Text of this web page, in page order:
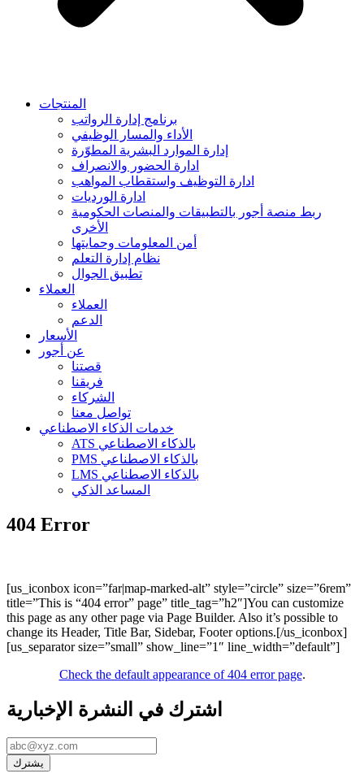
المنتجات
برنامج إدارة الرواتب
الأداء والمسار الوظيفي
إدارة الموارد البشرية المطوّرة
ادارة الحضور والانصراف
ادارة التوظيف واستقطاب المواهب
ادارة الورديات
ربط منصة أجور بالتطبيقات والمنصات الحكومية
الأخرى
أمن المعلومات وحمايتها
نظام إدارة التعلم
تطبيق الجوال
العملاء
العملاء
الدعم
الأسعار
عن أجور
قصتنا
فريقنا
الشركاء
تواصل معنا
خدمات الذكاء الاصطناعي
ATS بالذكاء الاصطناعي
PMS بالذكاء الاصطناعي
LMS بالذكاء الاصطناعي
المساعد الذكي
404 Error
[us_iconbox icon=”far|map-marked-alt” style=”circle” size=”6rem”
title=”This is “404 error” page” title_tag=”h2″]You can customize
this page as any other page via Page Builder. Also it’s possible to
change its Header, Title Bar, Sidebar, Footer options.[/us_iconbox]
[us_separator size=”small” show_line=”1″ line_width=”default”]
Check the default appearance of 404 error page.
اشترك في النشرة الإخبارية
يشترك